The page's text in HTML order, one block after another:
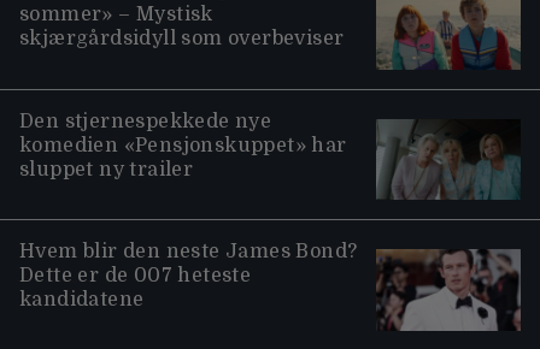
sommer» – Mystisk
skjærgårdsidyll som overbeviser
Den stjernespekkede nye
komedien «Pensjonskuppet» har
sluppet ny trailer
Hvem blir den neste James Bond?
Dette er de 007 heteste
kandidatene